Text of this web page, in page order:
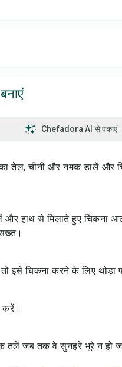
Chefadora AI से पकाएं
तेल, चीनी और नमक डालें और
और हाथ से मिलाते हुए चिकना
इसे चिकना करने के लिए थोड़ा
करें।
तलें जब तक वे सुनहरे भूरे न हो